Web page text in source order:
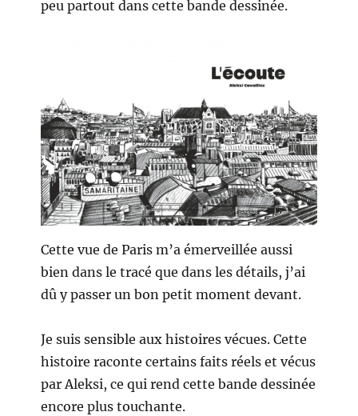
peu partout dans cette bande dessinée.
Cette vue de Paris m’a émerveillée aussi
bien dans le tracé que dans les détails, j’ai
dû y passer un bon petit moment devant.
Je suis sensible aux histoires vécues. Cette
histoire raconte certains faits réels et vécus
par Aleksi, ce qui rend cette bande dessinée
encore plus touchante.